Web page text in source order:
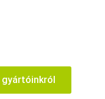
gyártóinkról